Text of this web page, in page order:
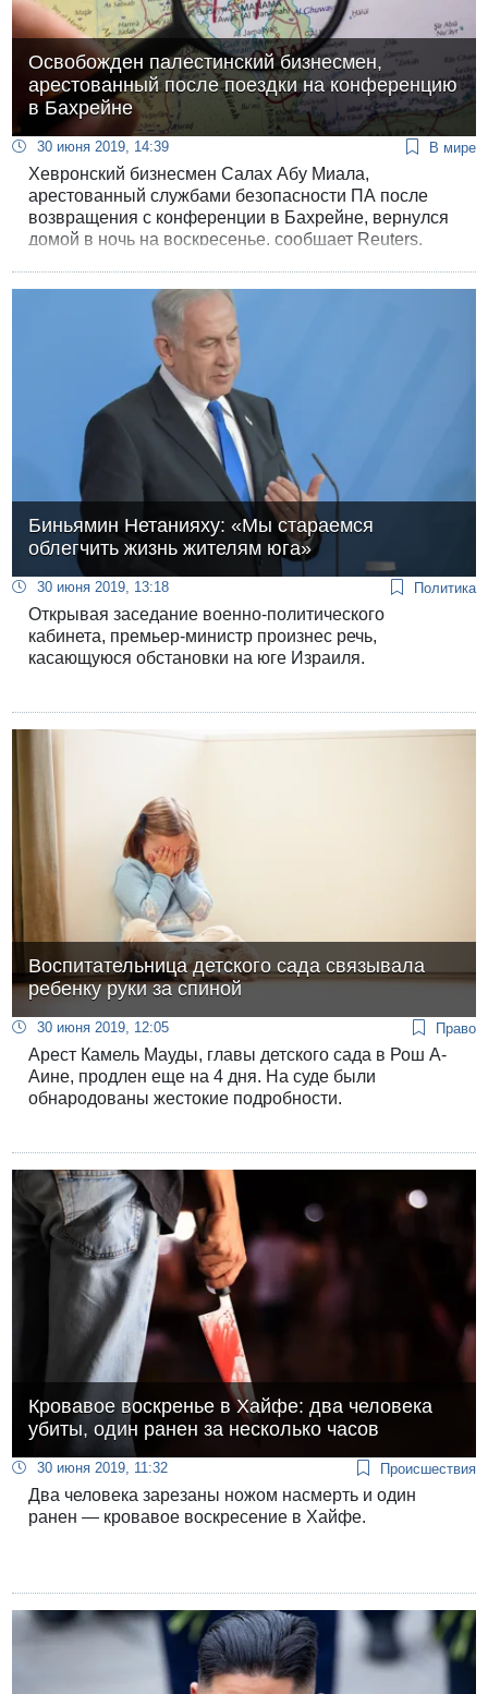
Освобожден палестинский бизнесмен,
арестованный после поездки на конференцию
в Бахрейне
30 июня 2019, 14:39 В мире
Хевронский бизнесмен Салах Абу Миала,
арестованный службами безопасности ПА после
возвращения с конференции в Бахрейне, вернулся
домой в ночь на воскресенье, сообщает Reuters.
Биньямин Нетанияху: «Мы стараемся
облегчить жизнь жителям юга»
30 июня 2019, 13:18 Политика
Открывая заседание военно-политического
кабинета, премьер-министр произнес речь,
касающуюся обстановки на юге Израиля.
Воспитательница детского сада связывала
ребенку руки за спиной
30 июня 2019, 12:05 Право
Арест Камель Мауды, главы детского сада в Рош А-
Аине, продлен еще на 4 дня. На суде были
обнародованы жестокие подробности.
Кровавое воскренье в Хайфе: два человека
убиты, один ранен за несколько часов
30 июня 2019, 11:32 Происшествия
Два человека зарезаны ножом насмерть и один
ранен — кровавое воскресение в Хайфе.